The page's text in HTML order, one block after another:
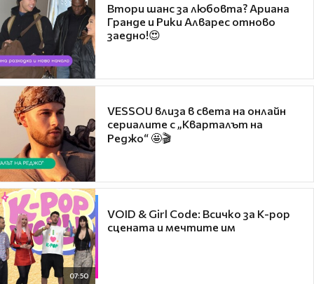
Втори шанс за любовта? Ариана
Гранде и Рики Алварес отново
заедно!😍
VESSOU влиза в света на онлайн
сериалите с „Кварталът на
Реджо“ 🤩🎬
07:50
VOID & Girl Code: Всичко за K-pop
сцената и мечтите им